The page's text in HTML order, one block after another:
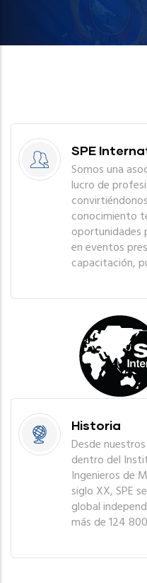
SPE
Somos una
lucro de
conocimiento
oportunidades
en eventos
capacitación,
Historia
Desde
dentro del
Ingenieros de
siglo XX, SPE
global
más de 124